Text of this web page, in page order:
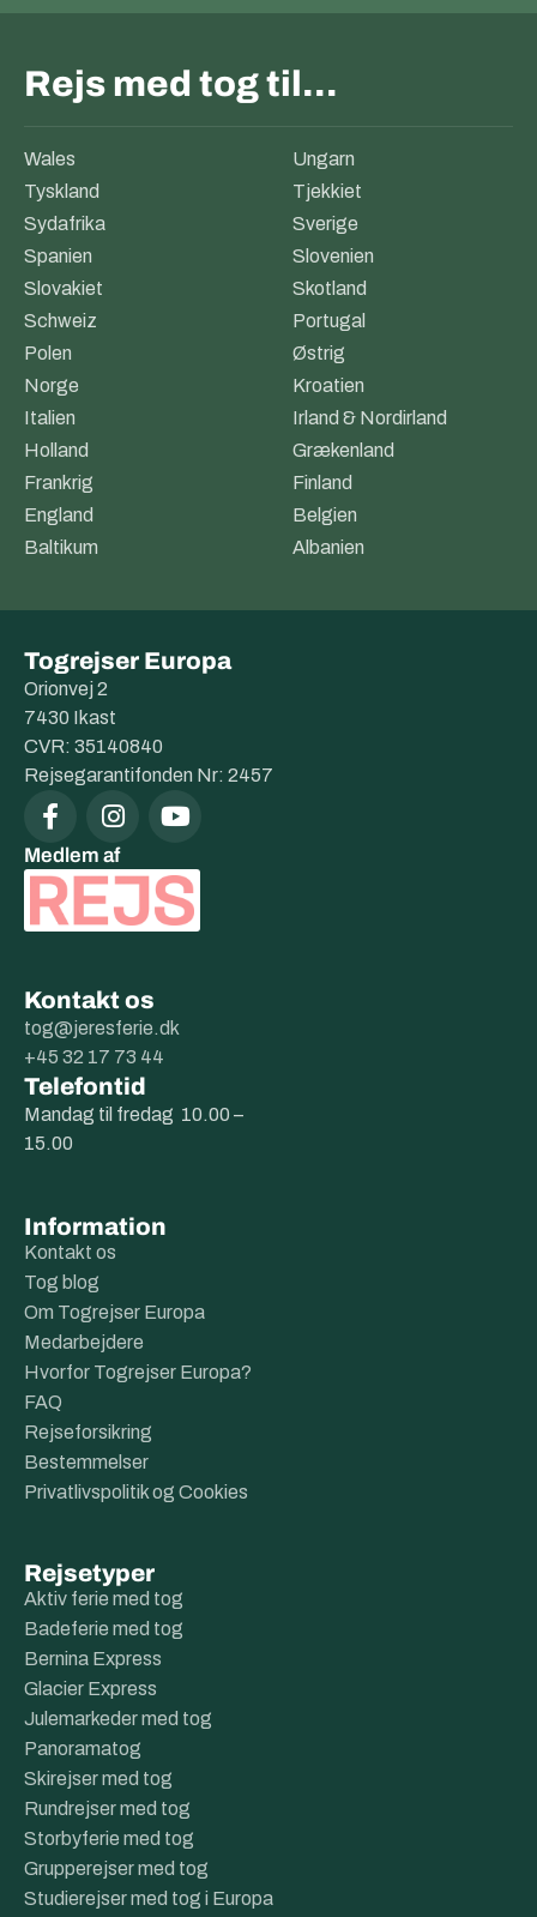
Rejs med tog til…
Wales
Ungarn
Tyskland
Tjekkiet
Sydafrika
Sverige
Spanien
Slovenien
Slovakiet
Skotland
Schweiz
Portugal
Polen
Østrig
Norge
Kroatien
Italien
Irland & Nordirland
Holland
Grækenland
Frankrig
Finland
England
Belgien
Baltikum
Albanien
Togrejser Europa
Orionvej 2
7430 Ikast
CVR: 35140840
Rejsegarantifonden Nr: 2457
Medlem af
Kontakt os
tog@jeresferie.dk
+45 32 17 73 44
Telefontid
Mandag til fredag 10.00 –
15.00
Information
Kontakt os
Tog blog
Om Togrejser Europa
Medarbejdere
Hvorfor Togrejser Europa?
FAQ
Rejseforsikring
Bestemmelser
Privatlivspolitik og Cookies
Rejsetyper
Aktiv ferie med tog
Badeferie med tog
Bernina Express
Glacier Express
Julemarkeder med tog
Panoramatog
Skirejser med tog
Rundrejser med tog
Storbyferie med tog
Grupperejser med tog
Studierejser med tog i Europa